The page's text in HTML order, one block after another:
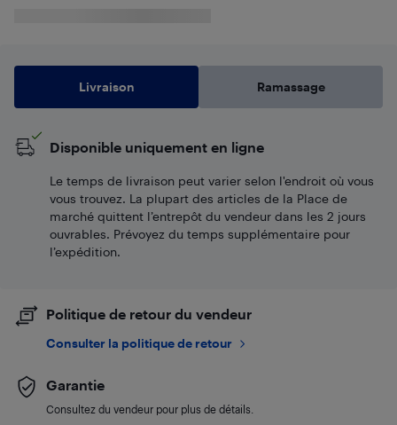
Livraison Ramassage
Disponible uniquement en ligne
Le temps de livraison peut varier selon l'endroit où vous
vous trouvez. La plupart des articles de la Place de
marché quittent l’entrepôt du vendeur dans les 2 jours
ouvrables. Prévoyez du temps supplémentaire pour
l’expédition.
Politique de retour du vendeur
Consulter la politique de retour
Garantie
Consultez du vendeur pour plus de détails.